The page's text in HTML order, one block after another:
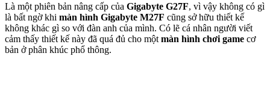
Là một phiên bản nâng cấp của Gigabyte G27F, vì vậy không có gì
là bất ngờ khi màn hình Gigabyte M27F cũng sở hữu thiết kế
không khác gì so với đàn anh của mình. Có lẽ cá nhân người viết
cảm thấy thiết kế này đã quá đủ cho một màn hình chơi game cơ
bản ở phân khúc phổ thông.